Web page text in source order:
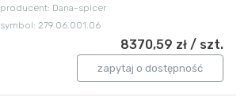
producent: Dana-spicer
symbol: 279.06.001.06
8370,59 zł / szt.
zapytaj o dostępność